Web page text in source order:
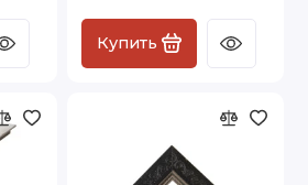
Купить